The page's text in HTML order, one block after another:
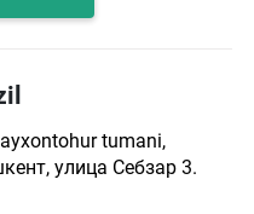
tumani,
улица Себзар 3.